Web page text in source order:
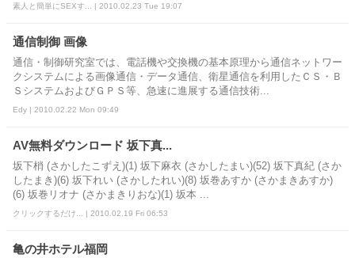
素人と簡単にSEXす... | 2010.02.23 Tue 19:07
通信制御 画像
通信・制御研究室では、電話機や交換機の基本原理から通信ネットワー
クシステムによる画像通信・データ通信、衛星通信を利用したＣＳ・Ｂ
ＳシステムおよびＧＰＳ等、急速に進展する通信技術...
Edy | 2010.02.22 Mon 09:49
AV無料ダウンロード 坂下真...
坂下梢 (さかしたこずえ)(1) 坂下麻衣 (さかしたまい)(52) 坂下真紀 (さか
したまき)(6) 坂下れい (さかしたれい)(8) 坂巻あすか (さかまきあすか)
(6) 坂巻リオナ (さかまきりおな)(1) 坂本 ...
クリックするだけ... | 2010.02.19 Fri 06:53
亀の井ホテル福岡